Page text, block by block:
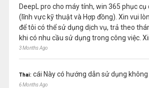
DeepL pro cho máy tính, win 365 phục cụ
(lĩnh vực kỹ thuật và Hợp đồng). Xin vui
để tôi có thể sử dụng dịch vụ, trả theo
khi có nhu cầu sử dụng trong công việc.
3 Months Ago
Thai: cái Này có hướng dẫn sử dụng
6 Months Ago